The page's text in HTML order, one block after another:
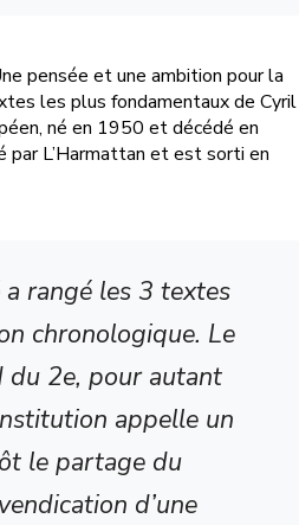
pensée et une ambition pour la
les plus fondamentaux de Cyril
né en 1950 et décédé en
L’Harmattan et est sorti en
rangé les 3 textes
chronologique. Le
du 2e, pour autant
appelle un
le partage du
d’une